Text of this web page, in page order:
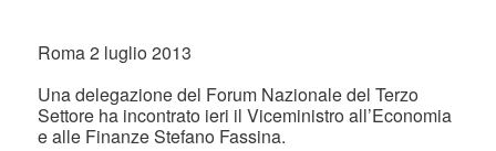
Roma 2 luglio 2013
Una delegazione del Forum Nazionale del Terzo
Settore ha incontrato ieri il Viceministro all’Economia
e alle Finanze Stefano Fassina.